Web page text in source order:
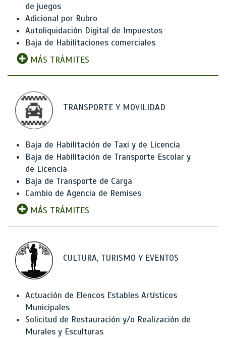
de juegos
Adicional por Rubro
Autoliquidación Digital de Impuestos
Baja de Habilitaciones comerciales
MÁS TRÁMITES
TRANSPORTE Y MOVILIDAD
Baja de Habilitación de Taxi y de Licencia
Baja de Habilitación de Transporte Escolar y
de Licencia
Baja de Transporte de Carga
Cambio de Agencia de Remises
MÁS TRÁMITES
CULTURA, TURISMO Y EVENTOS
Actuación de Elencos Estables Artísticos
Municipales
Solicitud de Restauración y/o Realización de
Murales y Esculturas